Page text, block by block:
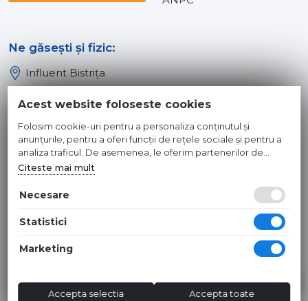
Ne găsești și fizic:
Influent Bistrița
Influent Dej
© 2026 INFLUENT SRL
Toate preturile sunt exprimate in lei si includ tva. Ofertele sunt
Hosted byNameBox
Acest website foloseste cookies
Folosim cookie-uri pentru a personaliza conținutul și
anunțurile, pentru a oferi funcții de rețele sociale și pentru a
analiza traficul. De asemenea, le oferim partenerilor de
rețele sociale, de publicitate și de analize informații cu privire
la modul în care folosiți site-ul nostru. Aceștia le pot combina
cu alte informații oferite de dvs. sau culese în urma folosirii
Citeste mai mult
Necesare
Statistici
Marketing
Accepta selectia Accepta toate